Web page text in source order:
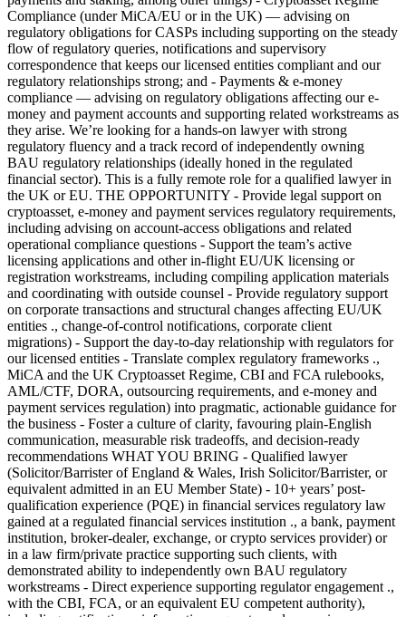
Compliance (under MiCA/EU or in the UK) — advising on
regulatory obligations for CASPs including supporting on the steady
flow of regulatory queries, notifications and supervisory
correspondence that keeps our licensed entities compliant and our
regulatory relationships strong; and - Payments & e-money
compliance — advising on regulatory obligations affecting our e-
money and payment accounts and supporting related workstreams as
they arise. We’re looking for a hands-on lawyer with strong
regulatory fluency and a track record of independently owning
BAU regulatory relationships (ideally honed in the regulated
financial sector). This is a fully remote role for a qualified lawyer in
the UK or EU. THE OPPORTUNITY - Provide legal support on
cryptoasset, e-money and payment services regulatory requirements,
including advising on account-access obligations and related
operational compliance questions - Support the team’s active
licensing applications and other in-flight EU/UK licensing or
registration workstreams, including compiling application materials
and coordinating with outside counsel - Provide regulatory support
on corporate transactions and structural changes affecting EU/UK
entities ., change-of-control notifications, corporate client
migrations) - Support the day-to-day relationship with regulators for
our licensed entities - Translate complex regulatory frameworks .,
MiCA and the UK Cryptoasset Regime, CBI and FCA rulebooks,
AML/CTF, DORA, outsourcing requirements, and e-money and
payment services regulation) into pragmatic, actionable guidance for
the business - Foster a culture of clarity, favouring plain-English
communication, measurable risk tradeoffs, and decision-ready
recommendations WHAT YOU BRING - Qualified lawyer
(Solicitor/Barrister of England & Wales, Irish Solicitor/Barrister, or
equivalent admitted in an EU Member State) - 10+ years’ post-
qualification experience (PQE) in financial services regulatory law
gained at a regulated financial services institution ., a bank, payment
institution, broker-dealer, exchange, or crypto services provider) or
in a law firm/private practice supporting such clients, with
demonstrated ability to independently own BAU regulatory
workstreams - Direct experience supporting regulator engagement .,
with the CBI, FCA, or an equivalent EU competent authority),